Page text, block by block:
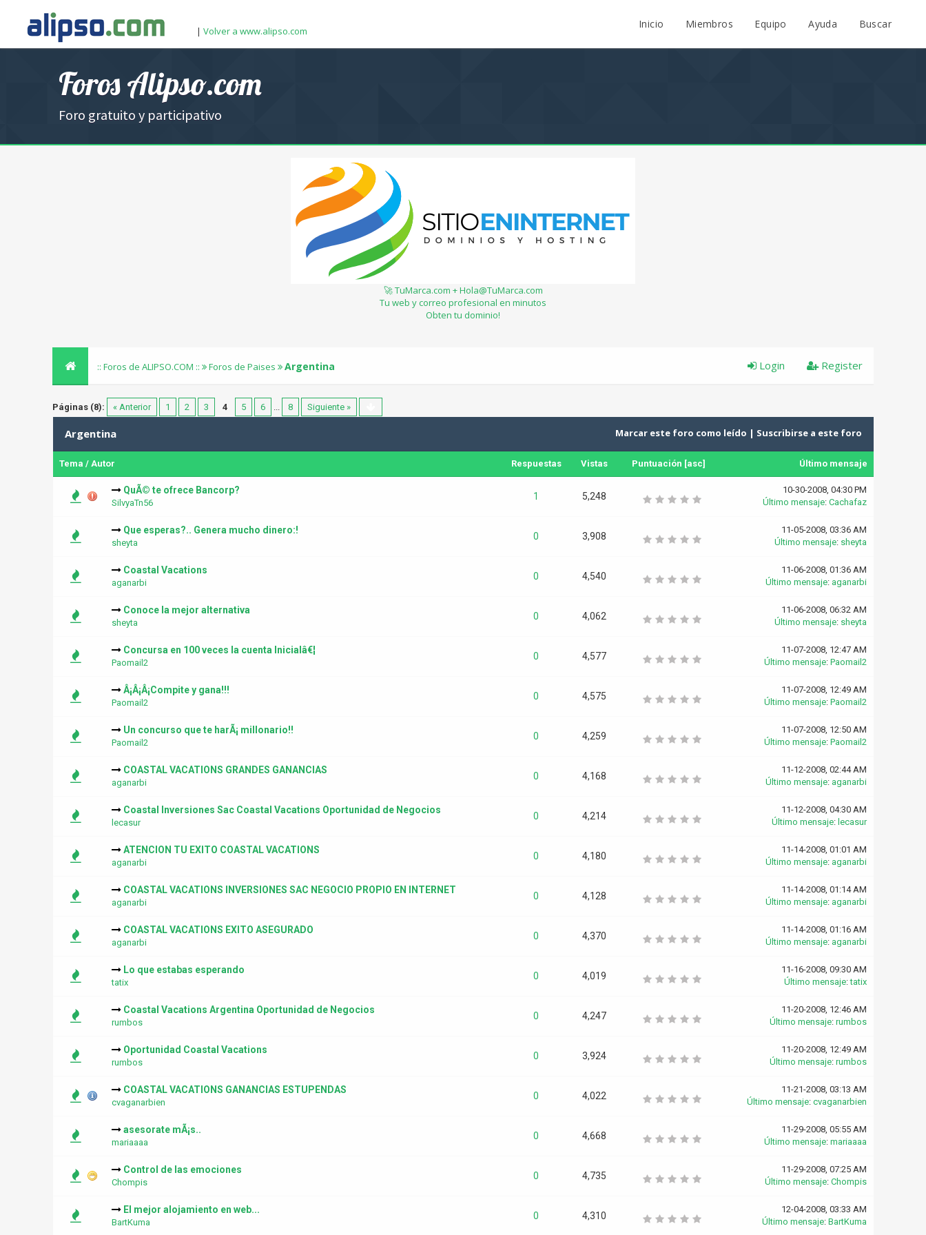
| Volver a www.alipso.com
Inicio Miembros Equipo Ayuda Buscar
Foros Alipso.com
Foro gratuito y participativo
🚀 TuMarca.com + Hola@TuMarca.com
Tu web y correo profesional en minutos
Obten tu dominio!
:: Foros de ALIPSO.COM :: Foros de Paises Argentina Register
Login
Páginas (8): « Anterior 1 2 3 4 5 6 ... 8 Siguiente »
Marcar este foro como leído | Suscribirse a este foro
Argentina
Tema / Autor Respuestas Vistas Puntuación [asc] Último mensaje
QuÃ© te ofrece Bancorp?
SilvyaTn56
1 5,248
10-30-2008, 04:30 PM
Último mensaje: Cachafaz
Que esperas?.. Genera mucho dinero:!
sheyta
0 3,908
11-05-2008, 03:36 AM
Último mensaje: sheyta
Coastal Vacations
aganarbi
0 4,540
11-06-2008, 01:36 AM
Último mensaje: aganarbi
Conoce la mejor alternativa
sheyta
0 4,062
11-06-2008, 06:32 AM
Último mensaje: sheyta
Concursa en 100 veces la cuenta Inicialâ€¦
Paomail2
0 4,577
11-07-2008, 12:47 AM
Último mensaje: Paomail2
Â¡Â¡Â¡Compite y gana!!!
Paomail2
0 4,575
11-07-2008, 12:49 AM
Último mensaje: Paomail2
Un concurso que te harÃ¡ millonario!!
Paomail2
0 4,259
11-07-2008, 12:50 AM
Último mensaje: Paomail2
COASTAL VACATIONS GRANDES GANANCIAS
aganarbi
0 4,168
11-12-2008, 02:44 AM
Último mensaje: aganarbi
Coastal Inversiones Sac Coastal Vacations Oportunidad de Negocios
lecasur
0 4,214
11-12-2008, 04:30 AM
Último mensaje: lecasur
ATENCION TU EXITO COASTAL VACATIONS
aganarbi
0 4,180
11-14-2008, 01:01 AM
Último mensaje: aganarbi
COASTAL VACATIONS INVERSIONES SAC NEGOCIO PROPIO EN INTERNET
aganarbi
0 4,128
11-14-2008, 01:14 AM
Último mensaje: aganarbi
COASTAL VACATIONS EXITO ASEGURADO
aganarbi
0 4,370
11-14-2008, 01:16 AM
Último mensaje: aganarbi
Lo que estabas esperando
tatix
0 4,019
11-16-2008, 09:30 AM
Último mensaje:tatix
Coastal Vacations Argentina Oportunidad de Negocios
rumbos
0 4,247
11-20-2008, 12:46 AM
Último mensaje: rumbos
Oportunidad Coastal Vacations
rumbos
0 3,924
11-20-2008, 12:49 AM
Último mensaje: rumbos
COASTAL VACATIONS GANANCIAS ESTUPENDAS
cvaganarbien
0 4,022
11-21-2008, 03:13 AM
Último mensaje: cvaganarbien
asesorate mÃ¡s..
mariaaaa
0 4,668
11-29-2008, 05:55 AM
Último mensaje: mariaaaa
Control de las emociones
Chompis
0 4,735
11-29-2008, 07:25 AM
Último mensaje: Chompis
El mejor alojamiento en web...
BartKuma
0 4,310
12-04-2008, 03:33 AM
Último mensaje: BartKuma